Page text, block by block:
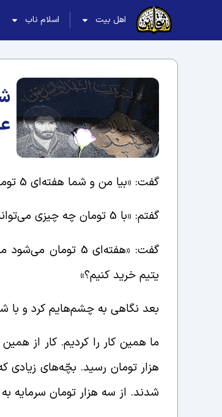
اهل بیت اسلام ناب
گفت: «بیا من و شما هفته‌ای 5 تومان از پولمان کنار بگذاریم و برای بچّه‌های یتیم چیزی بخریم.»
گفتم: «با 5 تومان چه چیزی می‌توانیم بخریم؟»
یتیم خرید کنیم؟»
بعد نگاهی به چشم‌هایم کرد و با
هزار تومان رسید. بچّه‌های زیادی
شدند. از سه هزار تومان سرمایه